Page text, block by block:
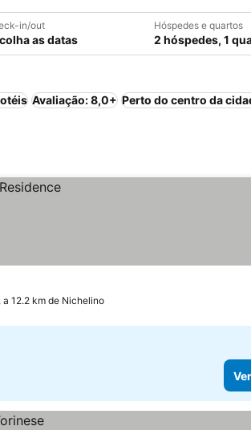
in/out
as datas
Hóspedes e quartos
2 hóspedes, 1
Avaliação: 8,0+ Perto do centro da
a 12.2 km de Nichelino